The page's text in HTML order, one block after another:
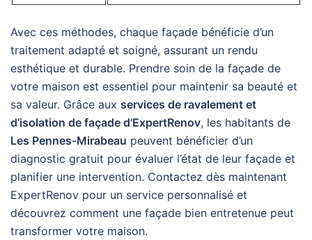
Avec ces méthodes, chaque façade bénéficie d’un
traitement adapté et soigné, assurant un rendu
esthétique et durable. Prendre soin de la façade de
votre maison est essentiel pour maintenir sa beauté et
sa valeur. Grâce aux services de ravalement et
d’isolation de façade d’ExpertRenov, les habitants de
Les Pennes-Mirabeau peuvent bénéficier d’un
diagnostic gratuit pour évaluer l’état de leur façade et
planifier une intervention. Contactez dès maintenant
ExpertRenov pour un service personnalisé et
découvrez comment une façade bien entretenue peut
transformer votre maison.